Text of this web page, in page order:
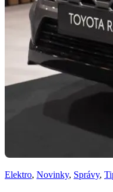
Elektro, Novinky, Správy,